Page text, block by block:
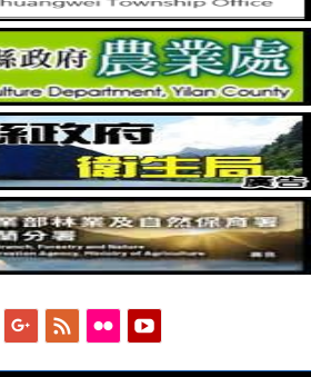
FacebookGoogleplus
Feed Flickr